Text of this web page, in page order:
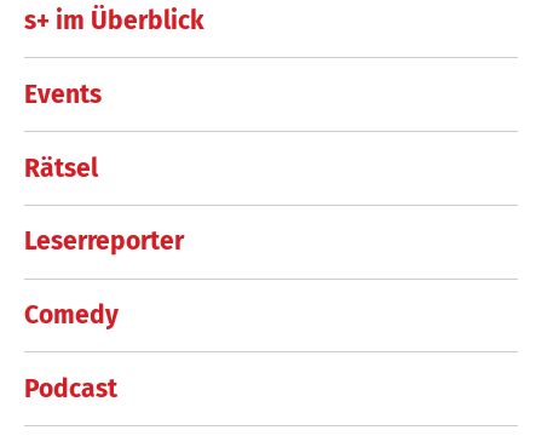
s+ im Überblick
Events
Rätsel
Leserreporter
Comedy
Podcast